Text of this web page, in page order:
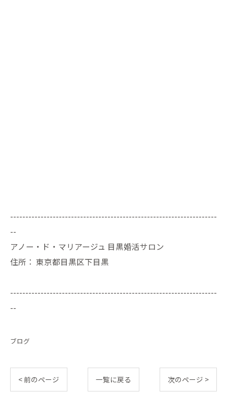
--------------------------------------------------------------------
--
アノー・ド・マリアージュ 目黒婚活サロン
住所： 東京都目黒区下目黒
--------------------------------------------------------------------
--
ブログ
< 前のページ 一覧に戻る 次のページ >